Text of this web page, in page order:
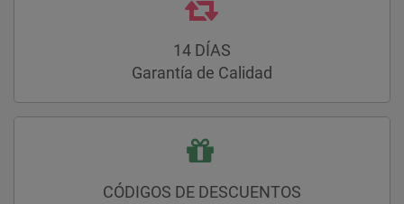
14 DÍAS
Garantía de Calidad
CÓDIGOS DE DESCUENTOS